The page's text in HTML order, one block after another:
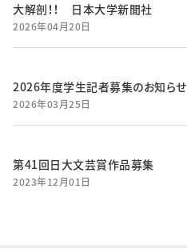
大解剖！！ 日本大学新聞社
2026年04月20日
2026年度学生記者募集のお知らせ
2026年03月25日
第41回日大文芸賞作品募集
2023年12月01日